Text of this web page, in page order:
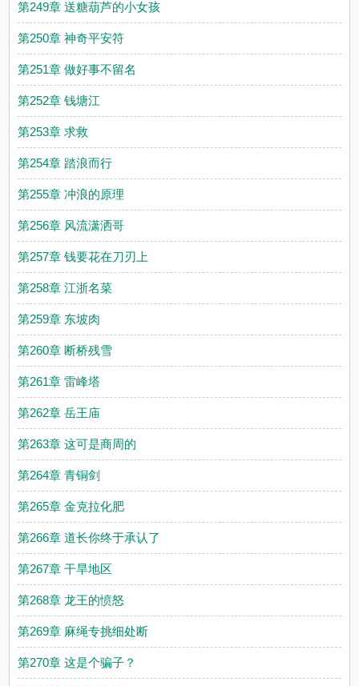
第249章 送糖葫芦的小女孩
第250章 神奇平安符
第251章 做好事不留名
第252章 钱塘江
第253章 求救
第254章 踏浪而行
第255章 冲浪的原理
第256章 风流潇洒哥
第257章 钱要花在刀刃上
第258章 江浙名菜
第259章 东坡肉
第260章 断桥残雪
第261章 雷峰塔
第262章 岳王庙
第263章 这可是商周的
第264章 青铜剑
第265章 金克拉化肥
第266章 道长你终于承认了
第267章 干旱地区
第268章 龙王的愤怒
第269章 麻绳专挑细处断
第270章 这是个骗子？